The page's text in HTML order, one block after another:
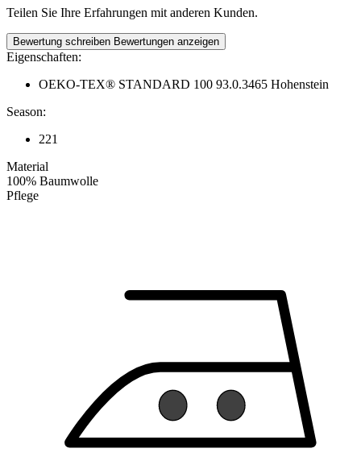
Teilen Sie Ihre Erfahrungen mit anderen Kunden.
Bewertung schreiben Bewertungen anzeigen
Eigenschaften:
OEKO-TEX® STANDARD 100 93.0.3465 Hohenstein
Season:
221
Material
100% Baumwolle
Pflege